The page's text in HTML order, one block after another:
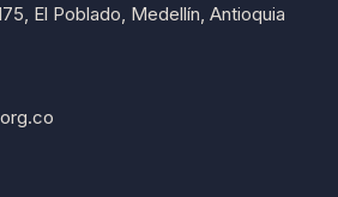
El Poblado, Medellín, Antioquia